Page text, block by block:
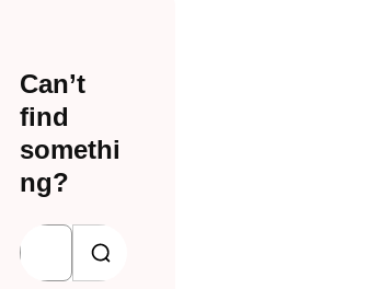
Can’t
find
somethi
ng?
S